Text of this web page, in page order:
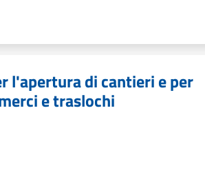
l'apertura di cantieri e per
e traslochi